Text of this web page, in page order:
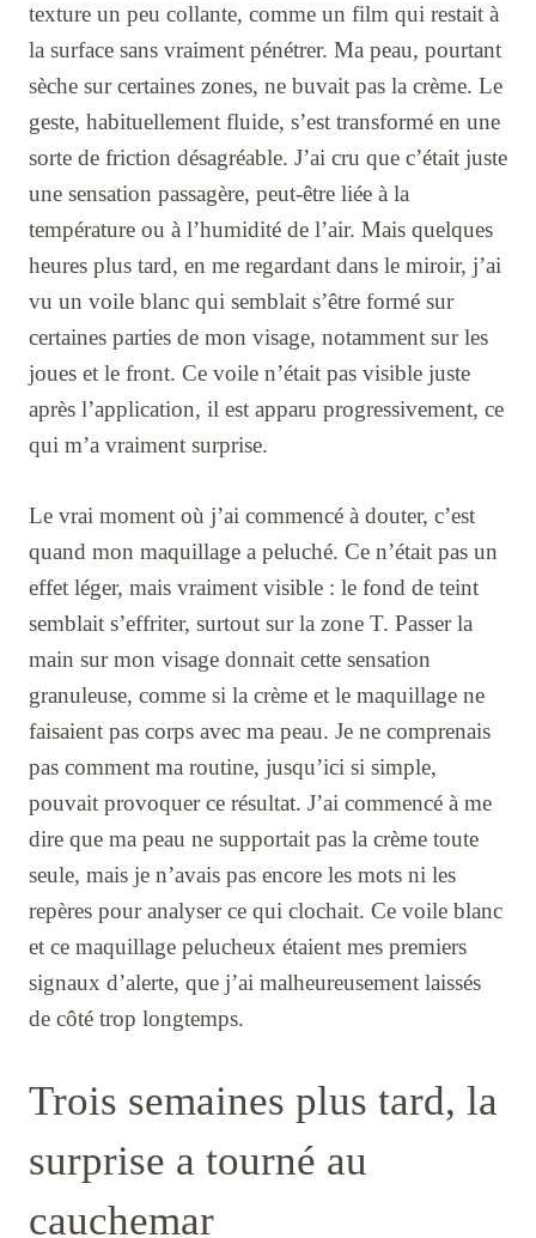
texture un peu collante, comme un film qui restait à
la surface sans vraiment pénétrer. Ma peau, pourtant
sèche sur certaines zones, ne buvait pas la crème. Le
geste, habituellement fluide, s’est transformé en une
sorte de friction désagréable. J’ai cru que c’était juste
une sensation passagère, peut-être liée à la
température ou à l’humidité de l’air. Mais quelques
heures plus tard, en me regardant dans le miroir, j’ai
vu un voile blanc qui semblait s’être formé sur
certaines parties de mon visage, notamment sur les
joues et le front. Ce voile n’était pas visible juste
après l’application, il est apparu progressivement, ce
qui m’a vraiment surprise.
Le vrai moment où j’ai commencé à douter, c’est
quand mon maquillage a peluché. Ce n’était pas un
effet léger, mais vraiment visible : le fond de teint
semblait s’effriter, surtout sur la zone T. Passer la
main sur mon visage donnait cette sensation
granuleuse, comme si la crème et le maquillage ne
faisaient pas corps avec ma peau. Je ne comprenais
pas comment ma routine, jusqu’ici si simple,
pouvait provoquer ce résultat. J’ai commencé à me
dire que ma peau ne supportait pas la crème toute
seule, mais je n’avais pas encore les mots ni les
repères pour analyser ce qui clochait. Ce voile blanc
et ce maquillage pelucheux étaient mes premiers
signaux d’alerte, que j’ai malheureusement laissés
de côté trop longtemps.
Trois semaines plus tard, la
surprise a tourné au
cauchemar